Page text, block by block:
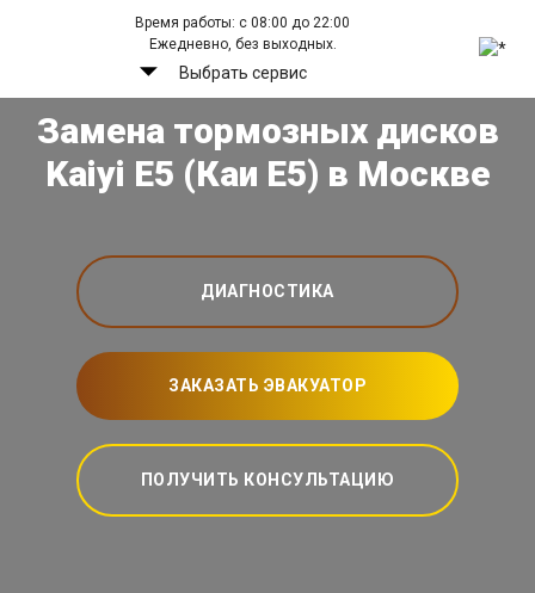
Время работы: с 08:00 до 22:00
Ежедневно, без выходных.
Выбрать сервис
Замена тормозных дисков
Kaiyi E5 (Каи Е5) в Москве
ДИАГНОСТИКА
ЗАКАЗАТЬ ЭВАКУАТОР
ПОЛУЧИТЬ КОНСУЛЬТАЦИЮ